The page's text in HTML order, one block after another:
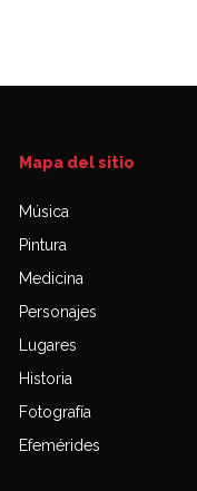
Mapa del sitio
Música
Pintura
Medicina
Personajes
Lugares
Historia
Fotografía
Efemérides